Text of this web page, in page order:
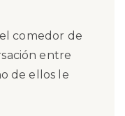
comedor de
entre
de ellos le